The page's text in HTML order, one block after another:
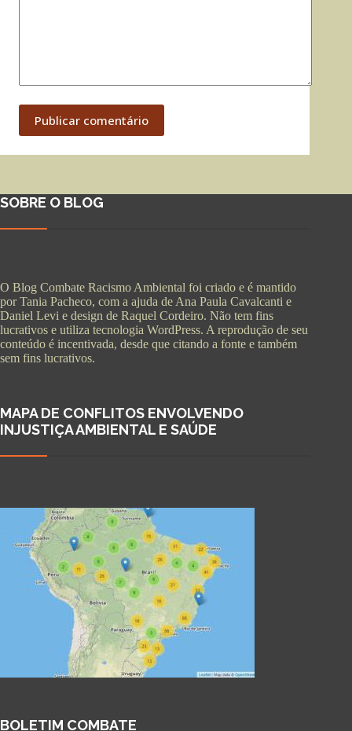
Publicar comentário
SOBRE O BLOG
O Blog Combate Racismo Ambiental foi criado e é mantido
por Tania Pacheco, com a ajuda de Ana Paula Cavalcanti e
Daniel Levi e design de Raquel Cordeiro. Não tem fins
lucrativos e utiliza tecnologia WordPress. A reprodução de seu
conteúdo é incentivada, desde que citando a fonte e também
sem fins lucrativos.
MAPA DE CONFLITOS ENVOLVENDO
INJUSTIÇA AMBIENTAL E SAÚDE
BOLETIM COMBATE